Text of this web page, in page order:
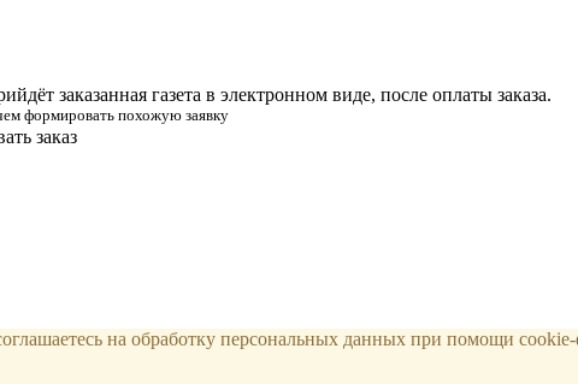
заказанная газета в электронном виде, после оплаты заказа.
формировать похожую заявку
заказ
на обработку персональных данных при помощи